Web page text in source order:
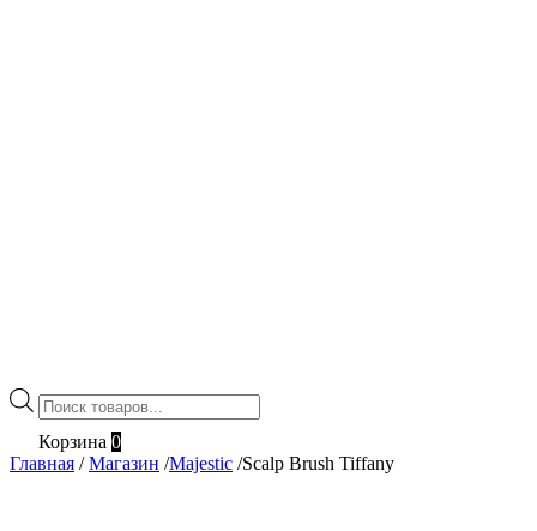
Поиск
товаров
Корзина 0
Главная / Магазин /Majestic /Scalp Brush Tiffany